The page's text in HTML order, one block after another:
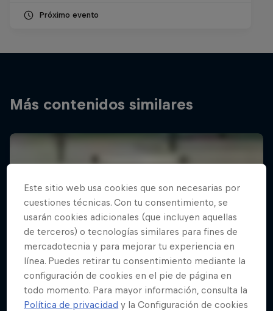
Próximo evento
Más contenidos similares
Este sitio web usa cookies que son necesarias por
cuestiones técnicas. Con tu consentimiento, se
usarán cookies adicionales (que incluyen aquellas
de terceros) o tecnologías similares para fines de
mercadotecnia y para mejorar tu experiencia en
línea. Puedes retirar tu consentimiento mediante la
configuración de cookies en el pie de página en
todo momento. Para mayor información, consulta la
Política de privacidad y la Configuración de cookies